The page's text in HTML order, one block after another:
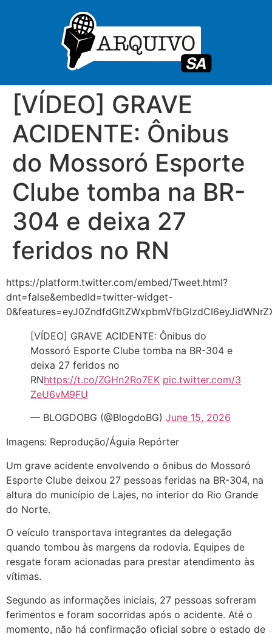
[VÍDEO] GRAVE
ACIDENTE: Ônibus
do Mossoró Esporte
Clube tomba na BR-
304 e deixa 27
feridos no RN
https://platform.twitter.com/embed/Tweet.html?
dnt=false&embedId=twitter-widget-
[VÍDEO] GRAVE ACIDENTE: Ônibus do
Mossoró Esporte Clube tomba na BR-304 e
deixa 27 feridos no
RNhttps://t.co/ZGHn2Ro7EK pic.twitter.com/3
ZeU6vM9FU
— BLOGDOBG (@BlogdoBG) June 15, 2026
Imagens: Reprodução/Águia Repórter
Um grave acidente envolvendo o ônibus do Mossoró
Esporte Clube deixou 27 pessoas feridas na BR-304, na
altura do município de Lajes, no interior do Rio Grande
do Norte.
O veículo transportava integrantes da delegação
quando tombou às margens da rodovia. Equipes de
resgate foram acionadas para prestar atendimento às
vítimas.
Segundo as informações iniciais, 27 pessoas sofreram
ferimentos e foram socorridas após o acidente. Até o
momento, não há confirmação oficial sobre o estado de